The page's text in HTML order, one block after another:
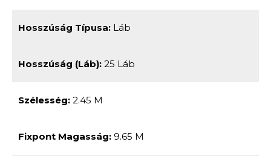
Hosszúság Típusa: Láb
Hosszúság (láb): 25 Láb
Szélesség: 2.45 M
Fixpont Magasság: 9.65 M